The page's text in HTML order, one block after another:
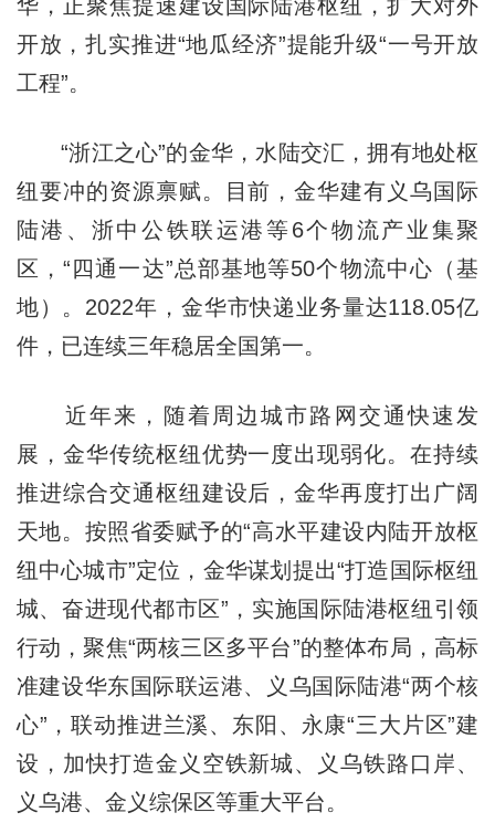
华，正聚焦提速建设国际陆港枢纽，扩大对外
开放，扎实推进“地瓜经济”提能升级“一号开放
工程”。
“浙江之心”的金华，水陆交汇，拥有地处枢
纽要冲的资源禀赋。目前，金华建有义乌国际
陆港、浙中公铁联运港等6个物流产业集聚
区，“四通一达”总部基地等50个物流中心（基
地）。2022年，金华市快递业务量达118.05亿
件，已连续三年稳居全国第一。
近年来，随着周边城市路网交通快速发
展，金华传统枢纽优势一度出现弱化。在持续
推进综合交通枢纽建设后，金华再度打出广阔
天地。按照省委赋予的“高水平建设内陆开放枢
纽中心城市”定位，金华谋划提出“打造国际枢纽
城、奋进现代都市区”，实施国际陆港枢纽引领
行动，聚焦“两核三区多平台”的整体布局，高标
准建设华东国际联运港、义乌国际陆港“两个核
心”，联动推进兰溪、东阳、永康“三大片区”建
设，加快打造金义空铁新城、义乌铁路口岸、
义乌港、金义综保区等重大平台。